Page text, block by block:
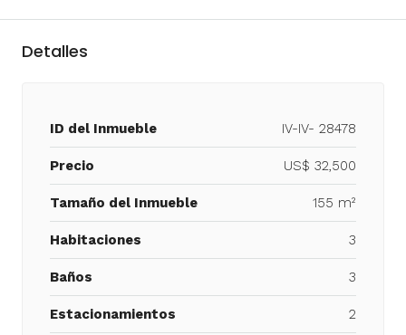
Detalles
ID del Inmueble IV-IV- 28478
Precio US$ 32,500
Tamaño del Inmueble 155 m²
Habitaciones 3
Baños 3
Estacionamientos 2